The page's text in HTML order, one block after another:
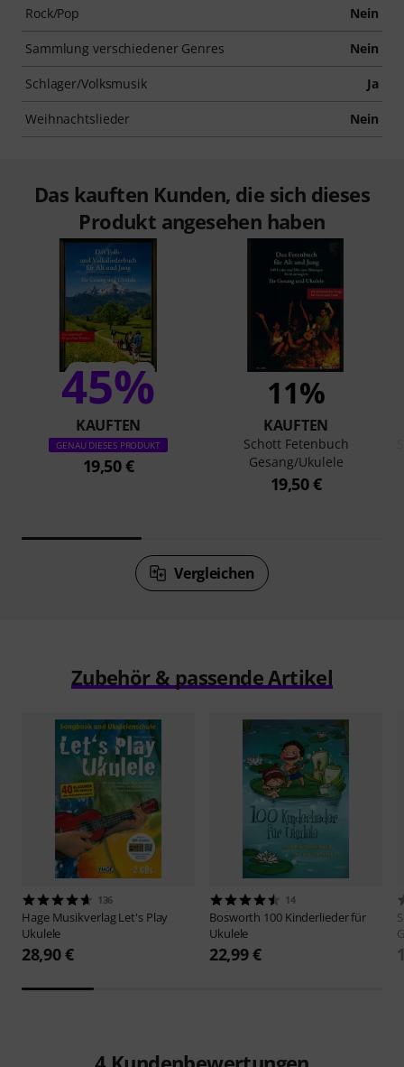
Rock/Pop Nein
Sammlung verschiedener Genres Nein
Schlager/Volksmusik Ja
Weihnachtslieder Nein
Das kauften Kunden, die sich dieses
Produkt angesehen haben
45%
KAUFTEN
GENAU DIESES PRODUKT
19,50 €
11%
KAUFTEN
Schott Fetenbuch
Gesang/Ukulele
19,50 €
Vergleichen
Zubehör & passende Artikel
136
Hage MusikverlagLet's Play
Ukulele
28,90 €
14
Bosworth 100 Kinderlieder für
Ukulele
22,99 €